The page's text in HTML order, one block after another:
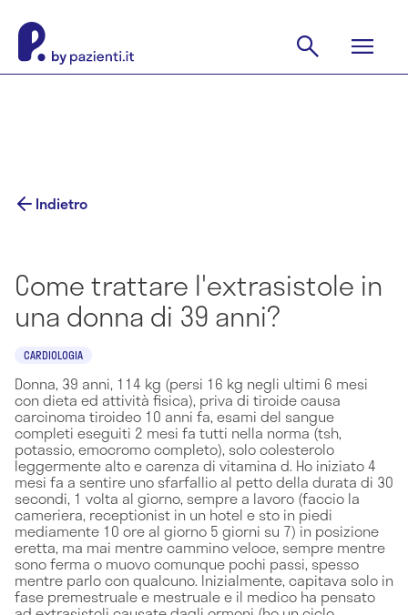
Indietro
Come trattare l'extrasistole in
una donna di 39 anni?
CARDIOLOGIA
Donna, 39 anni, 114 kg (persi 16 kg negli ultimi 6 mesi
con dieta ed attività fisica), priva di tiroide causa
carcinoma tiroideo 10 anni fa, esami del sangue
completi eseguiti 2 mesi fa tutti nella norma (tsh,
potassio, emocromo completo), solo colesterolo
leggermente alto e carenza di vitamina d. Ho iniziato 4
mesi fa a sentire uno sfarfallio al petto della durata di 30
secondi, 1 volta al giorno, sempre a lavoro (faccio la
cameriera, receptionist in un hotel e sto in piedi
mediamente 10 ore al giorno 5 giorni su 7) in posizione
eretta, ma mai mentre cammino veloce, sempre mentre
sono ferma o muovo comunque pochi passi, spesso
mentre parlo con qualcuno. Inizialmente, capitava solo in
fase premestruale e mestruale e il medico ha pensato